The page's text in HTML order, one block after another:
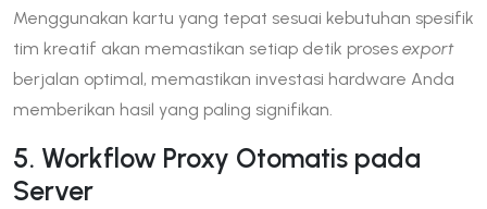
Menggunakan kartu yang tepat sesuai kebutuhan spesifik
tim kreatif akan memastikan setiap detik proses export
berjalan optimal, memastikan investasi hardware Anda
memberikan hasil yang paling signifikan.
5. Workflow Proxy Otomatis pada
Server